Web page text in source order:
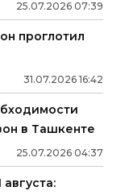
25.07.2026 07:39
проглотил
31.07.2026 16:42
в Ташкенте
25.07.2026 04:37